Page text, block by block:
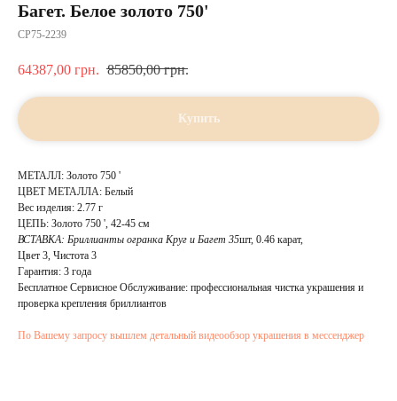
Багет. Белое золото 750'
CP75-2239
64387,00 грн. 85850,00 грн.
Купить
МЕТАЛЛ: Золото 750 '
ЦВЕТ МЕТАЛЛА: Белый
Вес изделия: 2.77 г
ЦЕПЬ: Золото 750 ', 42-45 см
ВСТАВКА: Бриллианты огранка Круг и Багет 35шт, 0.46 карат,
Цвет 3, Чистота 3
Гарантия: 3 года
Бесплатное Сервисное Обслуживание: профессиональная чистка украшения и
проверка крепления бриллиантов
По Вашему запросу вышлем детальный видеообзор украшения в мессенджер